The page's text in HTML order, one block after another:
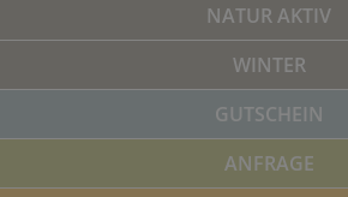
NATUR AKTIV
WINTER
GUTSCHEIN
ANFRAGE